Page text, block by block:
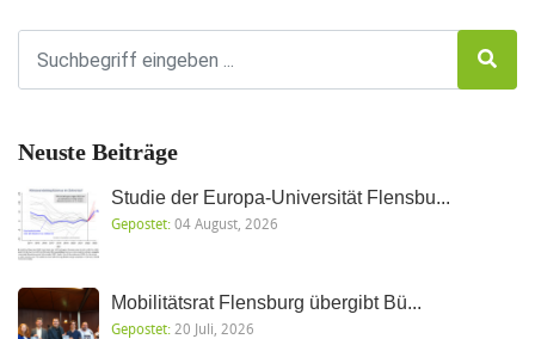
Neuste Beiträge
Studie der Europa-Universität Flensbu...
Gepostet:04 August, 2026
Mobilitätsrat Flensburg übergibt Bü...
Gepostet: 20 Juli, 2026